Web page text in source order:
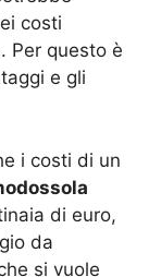
costi
Per questo è
e gli
i costi di un
di euro,
da
si vuole